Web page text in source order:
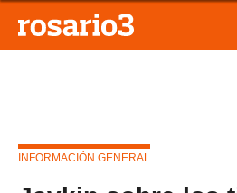
INFORMACIÓN GENERAL